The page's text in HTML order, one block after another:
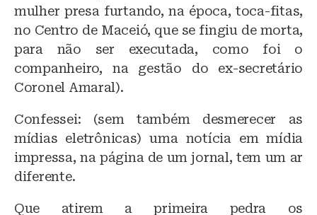
mulher presa furtando, na época, toca-fitas,
no Centro de Maceió, que se fingiu de morta,
para não ser executada, como foi o
companheiro, na gestão do ex-secretário
Coronel Amaral).
Confessei: (sem também desmerecer as
mídias eletrônicas) uma notícia em mídia
impressa, na página de um jornal, tem um ar
diferente.
Que atirem a primeira pedra os